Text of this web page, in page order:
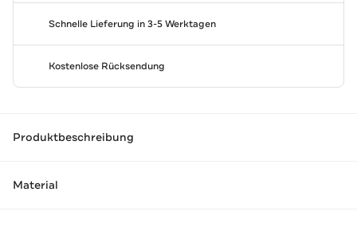
Schnelle Lieferung in 3-5 Werktagen
Kostenlose Rücksendung
Produktbeschreibung
Material